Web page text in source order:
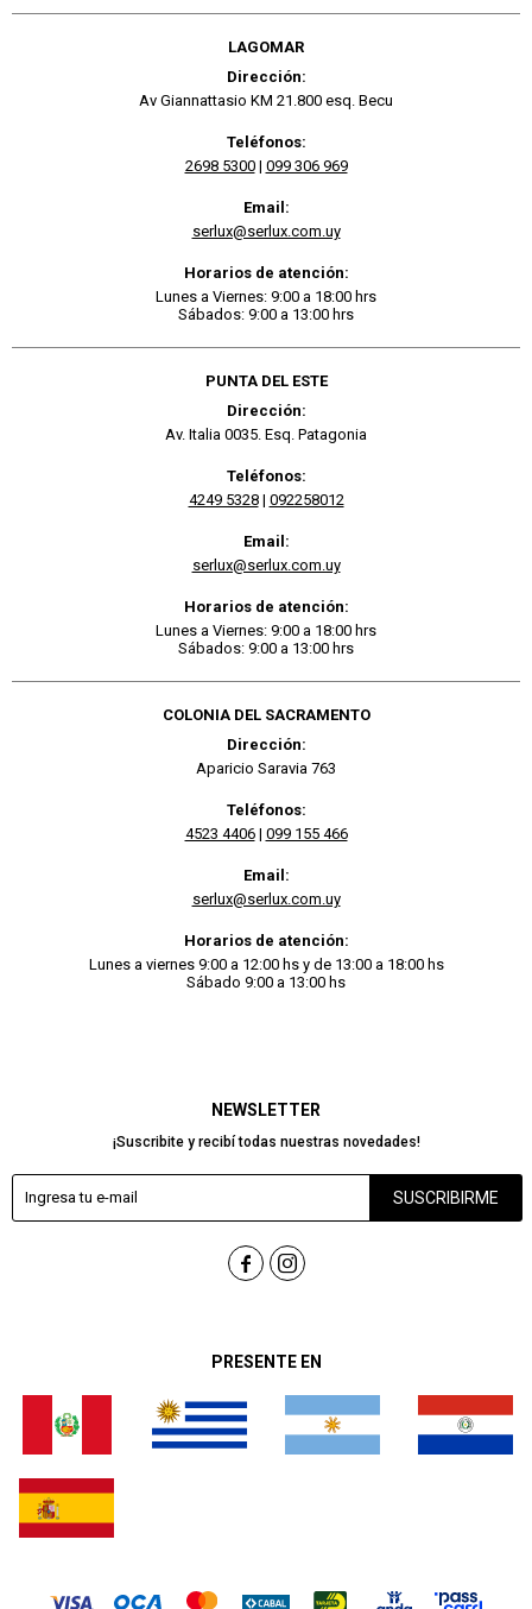
PRESENTE EN
NEWSLETTER
¡Suscribite y recibí todas nuestras novedades!
SUSCRIBIRME
 
LAGOMAR
Dirección:
Av Giannattasio KM 21.800 esq. Becu
Teléfonos:
2698 5300| 099 306 969
Email:
serlux@serlux.com.uy
Horarios de atención:
Lunes a Viernes: 9:00 a 18:00 hrs
Sábados: 9:00 a 13:00 hrs
PUNTA DEL ESTE
Dirección:
Av. Italia 0035. Esq. Patagonia
Teléfonos:
4249 5328| 092258012
Email:
serlux@serlux.com.uy
Horarios de atención:
Lunes a Viernes: 9:00 a 18:00 hrs
Sábados: 9:00 a 13:00 hrs
COLONIA DEL SACRAMENTO
Dirección:
Aparicio Saravia 763
Teléfonos:
4523 4406| 099 155 466
Email:
serlux@serlux.com.uy
Horarios de atención:
Lunes a viernes 9:00 a 12:00 hs y de 13:00 a 18:00 hs
Sábado 9:00 a 13:00 hs